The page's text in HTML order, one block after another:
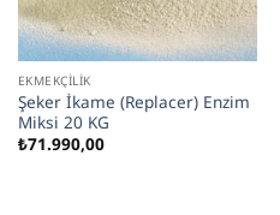
EKMEKÇILIK
Şeker İkame (Replacer) Enzim
Miksi 20 KG
₺71.990,00